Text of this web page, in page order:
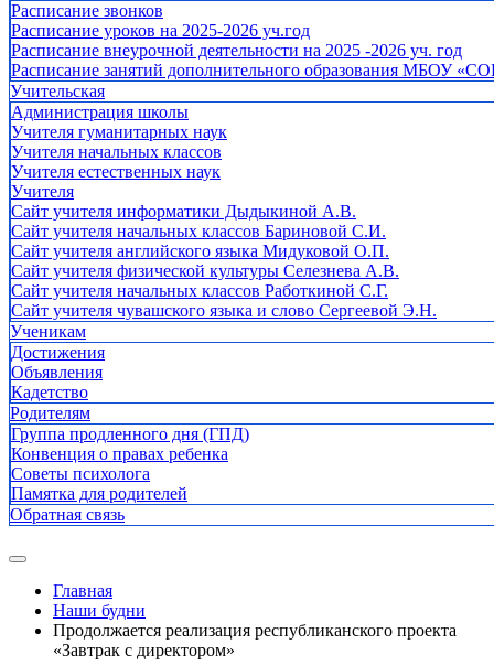
Расписание звонков
Расписание уроков на 2025-2026 уч.год
Расписание внеурочной деятельности на 2025 -2026 уч. год
Расписание занятий дополнительного образования МБОУ
Учительская
Администрация школы
Учителя гуманитарных наук
Учителя начальных классов
Учителя естественных наук
Учителя
Cайт учителя информатики Дыдыкиной А.В.
Сайт учителя начальных классов Бариновой С.И.
Сайт учителя английского языка Мидуковой О.П.
Сайт учителя физической культуры Селезнева А.В.
Сайт учителя начальных классов Работкиной С.Г.
Сайт учителя чувашского языка и слово Сергеевой Э.Н.
Ученикам
Достижения
Объявления
Кадетство
Родителям
Группа продленного дня (ГПД)
Конвенция о правах ребенка
Советы психолога
Памятка для родителей
Обратная связь
Главная
Наши будни
Продолжается реализация республиканского проекта
«Завтрак с директором»